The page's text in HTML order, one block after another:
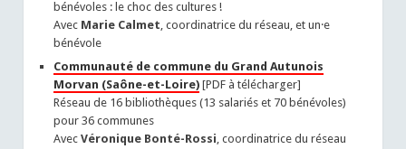
bénévoles : le choc des cultures !
Avec Marie Calmet , coordinatrice du réseau, et un·e
bénévole
Communauté de commune du Grand Autunois
Morvan (Saône-et-Loire)[PDF à télécharger]
Réseau de 16 bibliothèques (13 salariés et 70 bénévoles)
pour 36 communes
Avec Véronique Bonté-Rossi, coordinatrice du réseau